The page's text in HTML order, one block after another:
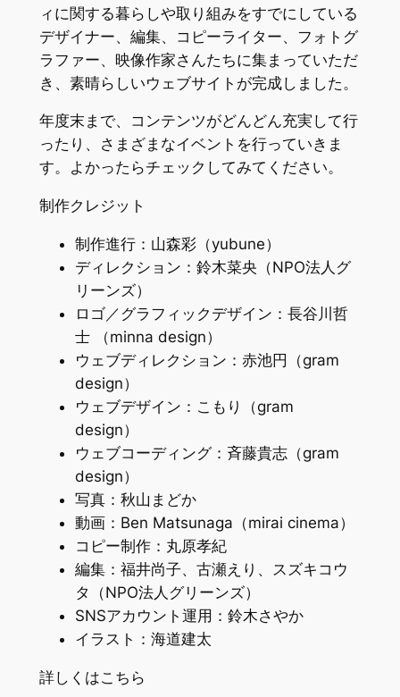
ィに関する暮らしや取り組みをすでにしている
デザイナー、編集、コピーライター、フォトグ
ラファー、映像作家さんたちに集まっていただ
き、素晴らしいウェブサイトが完成しました。
年度末まで、コンテンツがどんどん充実して行
ったり、さまざまなイベントを行っていきま
す。よかったらチェックしてみてください。
制作クレジット
制作進行：山森彩（yubune）
ディレクション：鈴木菜央（NPO法人グ
リーンズ）
ロゴ／グラフィックデザイン：長谷川哲
士 （minna design）
ウェブディレクション：赤池円（gram
design）
ウェブデザイン：こもり（gram
design）
ウェブコーディング：斉藤貴志（gram
design）
写真：秋山まどか
動画：Ben Matsunaga（mirai cinema）
コピー制作：丸原孝紀
編集：福井尚子、古瀬えり、スズキコウ
タ（NPO法人グリーンズ）
SNSアカウント運用：鈴木さやか
イラスト：海道建太
詳しくはこちら